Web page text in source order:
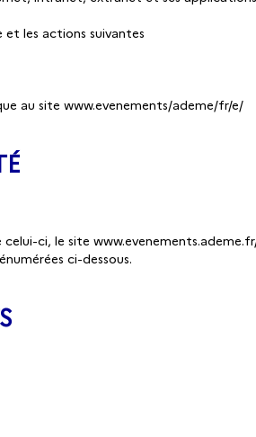
les actions suivantes
au site www.evenements/ademe/fr/e/
celui-ci, le site
ci-dessous.